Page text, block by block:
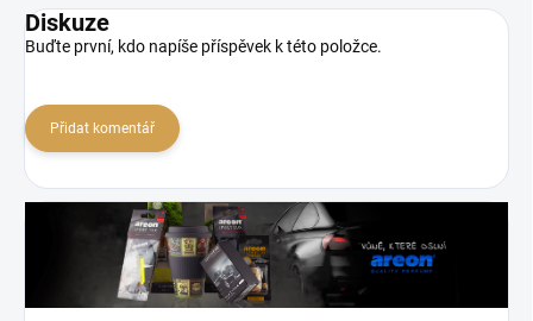
Diskuze
Buďte první, kdo napíše příspěvek k této položce.
Přidat komentář